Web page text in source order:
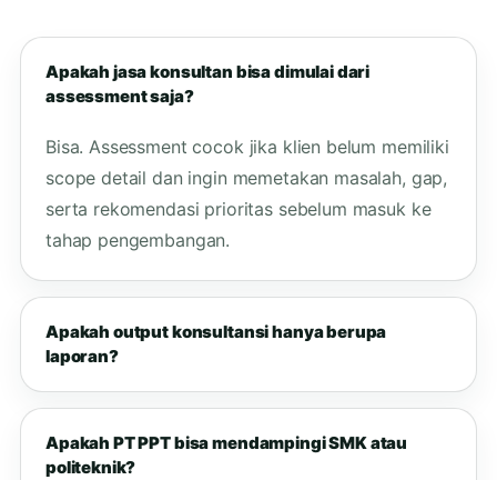
Apakah jasa konsultan bisa dimulai dari
assessment saja?
Bisa. Assessment cocok jika klien belum memiliki
scope detail dan ingin memetakan masalah, gap,
serta rekomendasi prioritas sebelum masuk ke
tahap pengembangan.
Apakah output konsultansi hanya berupa
laporan?
Apakah PT PPT bisa mendampingi SMK atau
politeknik?